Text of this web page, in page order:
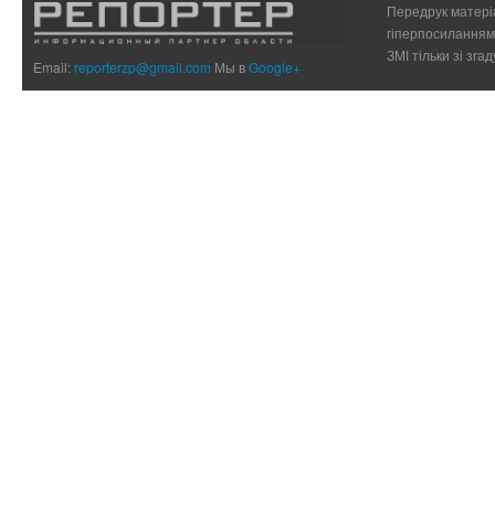
Email:reporterzp@gmail.com Мы вGoogle+
Передрук
ЗМІ тільки зі